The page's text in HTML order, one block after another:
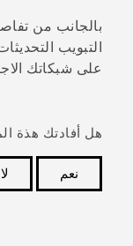
بالجانب من
التبويب
على شبكاتك
هل أفادتك هذة
نعم
لا